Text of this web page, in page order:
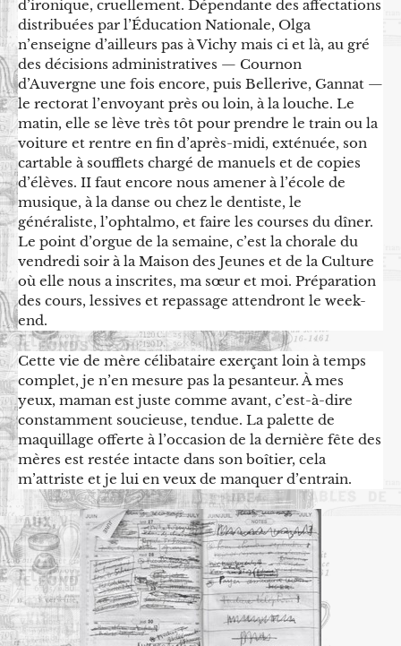
d’ironique, cruellement. Dépendante des affectations
distribuées par l’Éducation Nationale, Olga
n’enseigne d’ailleurs pas à Vichy mais ci et là, au gré
des décisions administratives — Cournon
d’Auvergne une fois encore, puis Bellerive, Gannat —
le rectorat l’envoyant près ou loin, à la louche. Le
matin, elle se lève très tôt pour prendre le train ou la
voiture et rentre en fin d’après-midi, exténuée, son
cartable à soufflets chargé de manuels et de copies
d’élèves. II faut encore nous amener à l’école de
musique, à la danse ou chez le dentiste, le
généraliste, l’ophtalmo, et faire les courses du dîner.
Le point d’orgue de la semaine, c’est la chorale du
vendredi soir à la Maison des Jeunes et de la Culture
où elle nous a inscrites, ma sœur et moi. Préparation
des cours, lessives et repassage attendront le week-
end.
Cette vie de mère célibataire exerçant loin à temps
complet, je n’en mesure pas la pesanteur. À mes
yeux, maman est juste comme avant, c’est-à-dire
constamment soucieuse, tendue. La palette de
maquillage offerte à l’occasion de la dernière fête des
mères est restée intacte dans son boîtier, cela
m’attriste et je lui en veux de manquer d’entrain.